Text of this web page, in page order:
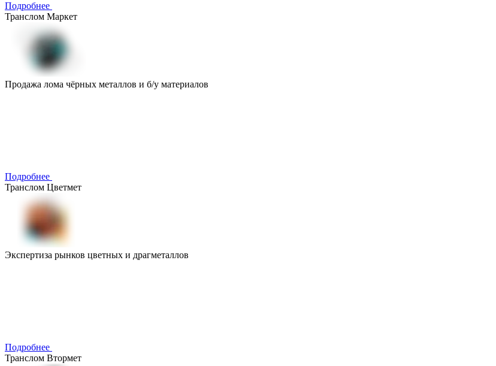
Подробнее
Транслом Маркет
Продажа лома чёрных металлов и б/у материалов
Подробнее
Транслом Цветмет
Экспертиза рынков цветных и драгметаллов
Подробнее
Транслом Втормет